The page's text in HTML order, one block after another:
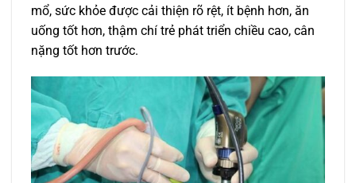
mổ, sức khỏe được cải thiện rõ rệt, ít bệnh hơn, ăn
uống tốt hơn, thậm chí trẻ phát triển chiều cao, cân
nặng tốt hơn trước.